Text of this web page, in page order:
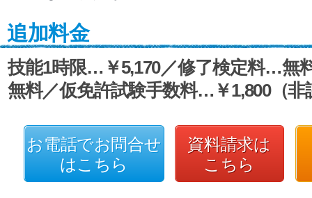
追加料金
技能1時限…￥5,170／修了検定料…無
無料／仮免許試験手数料…￥1,800（非
お電話でお問合せ
はこちら
資料請求は
こちら